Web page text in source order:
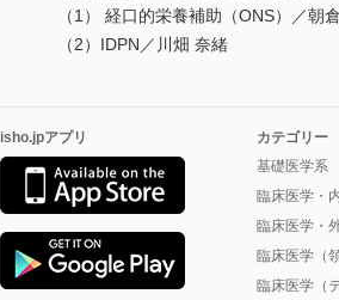
（1） 経口的栄養補助（ONS）／朝
（2）IDPN／川畑 奈緒
isho.jpアプリ
カテゴリー
基礎医学系
臨床医学・
臨床医学・
臨床医学（
臨床医学（